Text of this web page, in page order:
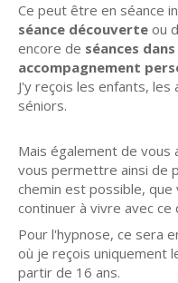
Ce peut être en séance
séance découverte ou
encore de séances
accompagnement
J'y reçois les enfants,
séniors.
Mais également de vous
vous permettre ainsi de
chemin est possible, que
continuer à vivre avec ce
Pour l'hypnose, ce sera
où je reçois uniquement
partir de 16 ans.